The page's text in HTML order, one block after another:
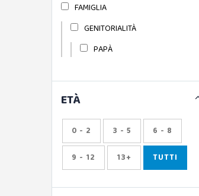
FAMIGLIA
GENITORIALITÀ
PAPÀ
ETÀ
0 - 2 3 - 5 6 - 8
9 - 12 13+ TUTTI